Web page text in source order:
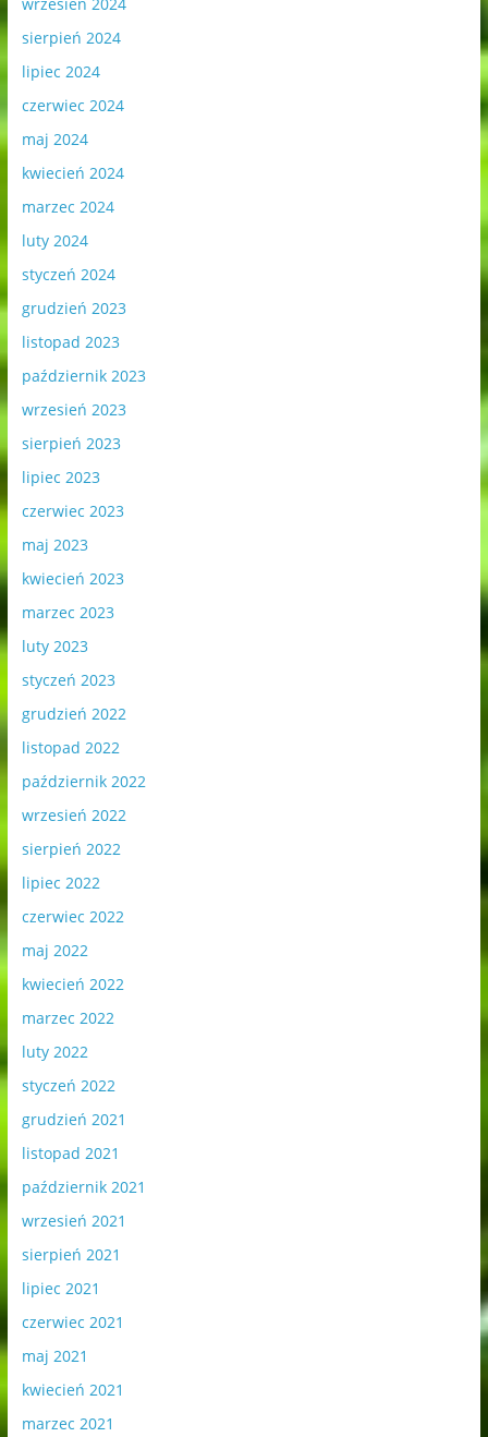
wrzesień 2024
sierpień 2024
lipiec 2024
czerwiec 2024
maj 2024
kwiecień 2024
marzec 2024
luty 2024
styczeń 2024
grudzień 2023
listopad 2023
październik 2023
wrzesień 2023
sierpień 2023
lipiec 2023
czerwiec 2023
maj 2023
kwiecień 2023
marzec 2023
luty 2023
styczeń 2023
grudzień 2022
listopad 2022
październik 2022
wrzesień 2022
sierpień 2022
lipiec 2022
czerwiec 2022
maj 2022
kwiecień 2022
marzec 2022
luty 2022
styczeń 2022
grudzień 2021
listopad 2021
październik 2021
wrzesień 2021
sierpień 2021
lipiec 2021
czerwiec 2021
maj 2021
kwiecień 2021
marzec 2021